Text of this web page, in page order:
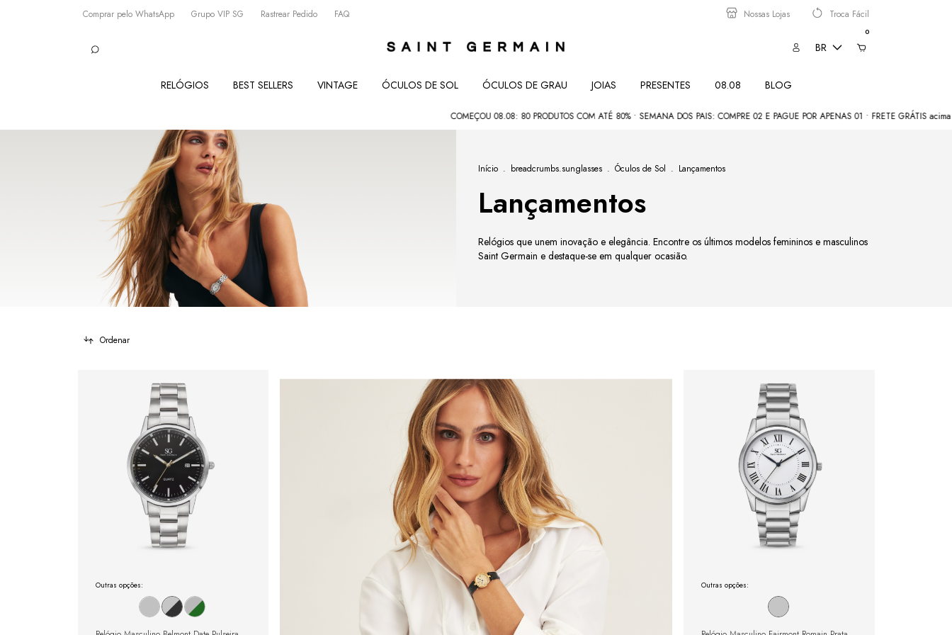
Comprar pelo WhatsApp Grupo VIP SG Rastrear Pedido FAQ Nossas Lojas Troca Fácil
BR
0
RELÓGIOS BEST SELLERS VINTAGE ÓCULOS DE SOL ÓCULOS DE GRAU JOIAS PRESENTES 08.08 BLOG
COMEÇOU 08.08: 80 PRODUTOS COM ATÉ 80% • SEMANA DOS PAIS: COMPRE 02 E PAGUE POR APENAS 01 • FRETE GRÁTIS acima de R$350
Início . breadcrumbs.sunglasses . Óculos de Sol . Lançamentos
Lançamentos
Relógios que unem inovação e elegância. Encontre os últimos modelos femininos e masculinos
Saint Germain e destaque-se em qualquer ocasião.
Ordenar
Outras opções: Outras opções: